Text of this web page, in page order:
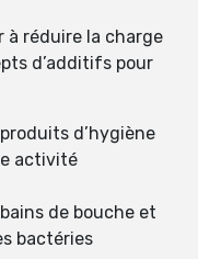
à réduire la charge
d’additifs pour
d’hygiène
activité
de bouche et
bactéries